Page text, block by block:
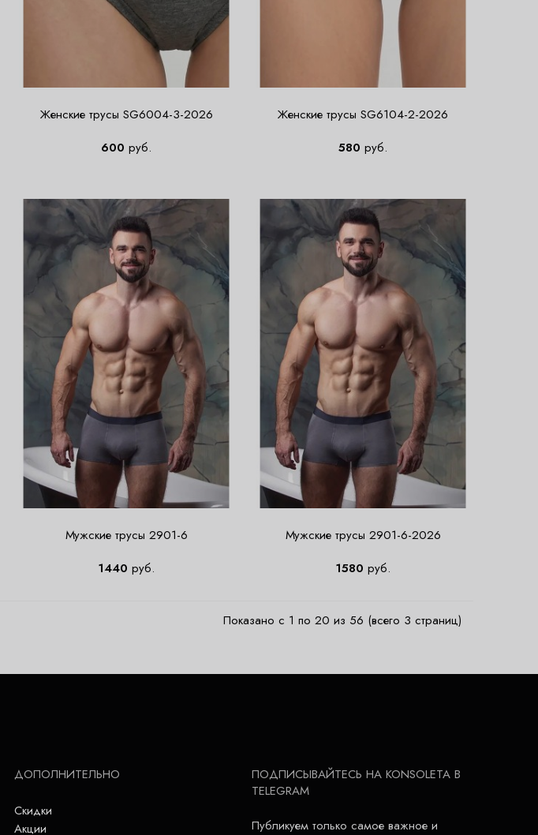
Женские трусы SG6004-3-2026
600 руб.
Женские трусы SG6104-2-2026
580 руб.
Мужские трусы 2901-6
1440 руб.
Мужские трусы 2901-6-2026
1580 руб.
Показано с 1 по 20 из 56 (всего 3 страниц)
ДОПОЛНИТЕЛЬНО
Скидки
Акции
ПОДПИСЫВАЙТЕСЬ НА KONSOLETA В
TELEGRAM
Публикуем только самое важное и